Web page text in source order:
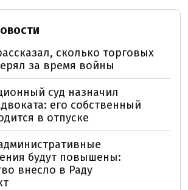
сколько торговых
за время войны
суд назначил
его собственный
в отпуске
будут повышены:
внесло в Раду